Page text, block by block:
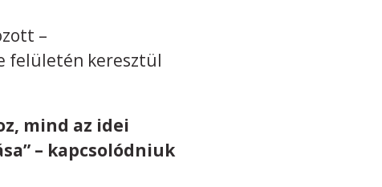
–
felületén keresztül
mind az idei
– kapcsolódniuk